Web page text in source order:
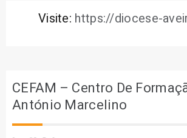
Visite: https://diocese-
CEFAM – Centro De
António Marcelino